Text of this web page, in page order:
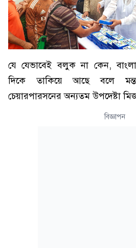
যে যেভাবেই বলুক না কেন,
দিকে তাকিয়ে আছে বলে
চেয়ারপারসনের অন্যতম উপদেষ্টা
বিজ্ঞাপন